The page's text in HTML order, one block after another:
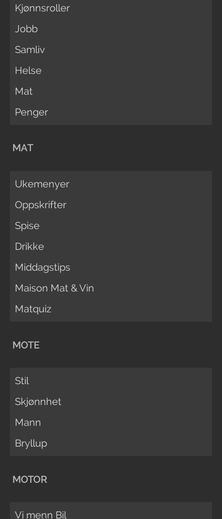
Kjønnsroller
Jobb
Samliv
Helse
Mat
Penger
MAT
Ukemenyer
Oppskrifter
Spise
Drikke
Middagstips
Maison Mat & Vin
Matquiz
MOTE
Stil
Skjønnhet
Mann
Bryllup
MOTOR
Vi menn Bil